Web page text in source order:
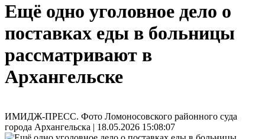
Ещё одно уголовное дело о
поставках еды в больницы
рассматривают в
Архангельске
ИМИДЖ-ПРЕСС. Фото Ломоносовского районного суда
города Архангельска | 18.05.2026 15:08:07